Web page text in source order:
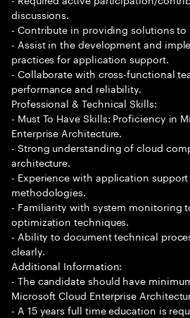
discussions.
- Contribute in providing solutions to
- Assist in the development and
practices for application support.
- Collaborate with cross-functional
performance and reliability.
Professional & Technical Skills:
- Must To Have Skills: Proficiency in
Enterprise Architecture.
- Strong understanding of cloud
architecture.
- Experience with application
methodologies.
- Familiarity with system monitoring
optimization techniques.
- Ability to document technical
clearly.
Additional Information:
- The candidate should have
Microsoft Cloud Enterprise
- A 15 years full time education is